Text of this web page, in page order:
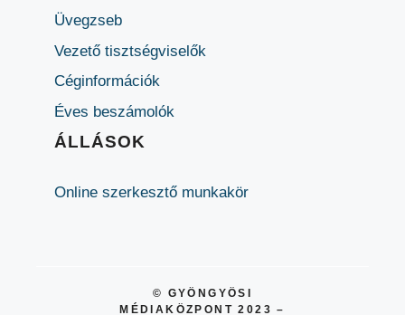
Üvegzseb
Vezető tisztségviselők
Céginformációk
Éves beszámolók
ÁLLÁSOK
Online szerkesztő munkakör
© GYÖNGYÖSI
MÉDIAKÖZPONT 2023 –